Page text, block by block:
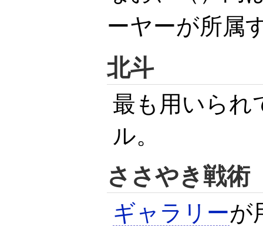
ーヤーが所属
北斗
最も用いられ
ル。
ささやき戦術
ギャラリーが